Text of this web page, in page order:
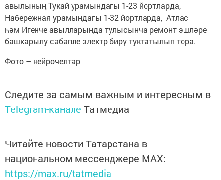
авылының Тукай урамындагы 1-23 йортларда,
Набережная урамындагы 1-32 йортларда, Атлас
һәм Игенче авылларында тулысынча ремонт эшләре
башкарылу сәбәпле электр бирү туктатылып тора.
Фото – нейрочелтәр
Следите за самым важным и интересным в
Telegram-канале Татмедиа
Читайте новости Татарстана в
национальном мессенджере MАХ:
https://max.ru/tatmedia